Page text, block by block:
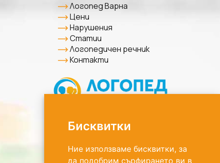
Бисквитки
Ние използваме бисквитки, за
да подобрим сърфирането ви в
Логопед Варна
Цени
Нарушения
Статии
Логопедичен речник
Контакти